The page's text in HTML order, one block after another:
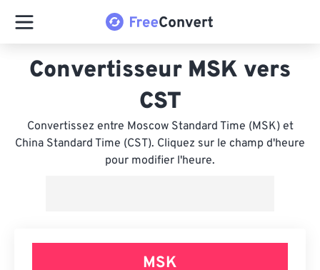
Convertisseur MSK vers
CST
Convertissez entre Moscow Standard Time (MSK) et
China Standard Time (CST). Cliquez sur le champ d'heure
pour modifier l'heure.
MSK